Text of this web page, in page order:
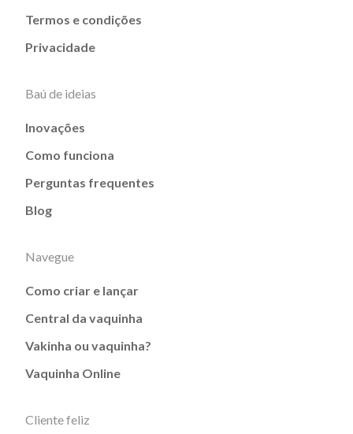
Termos e condições
Privacidade
Baú de ideias
Inovações
Como funciona
Perguntas frequentes
Blog
Navegue
Como criar e lançar
Central da vaquinha
Vakinha ou vaquinha?
Vaquinha Online
Cliente feliz